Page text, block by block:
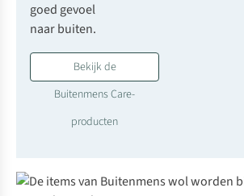
goed gevoel
naar buiten.
Bekijk de
Buitenmens Care-
producten